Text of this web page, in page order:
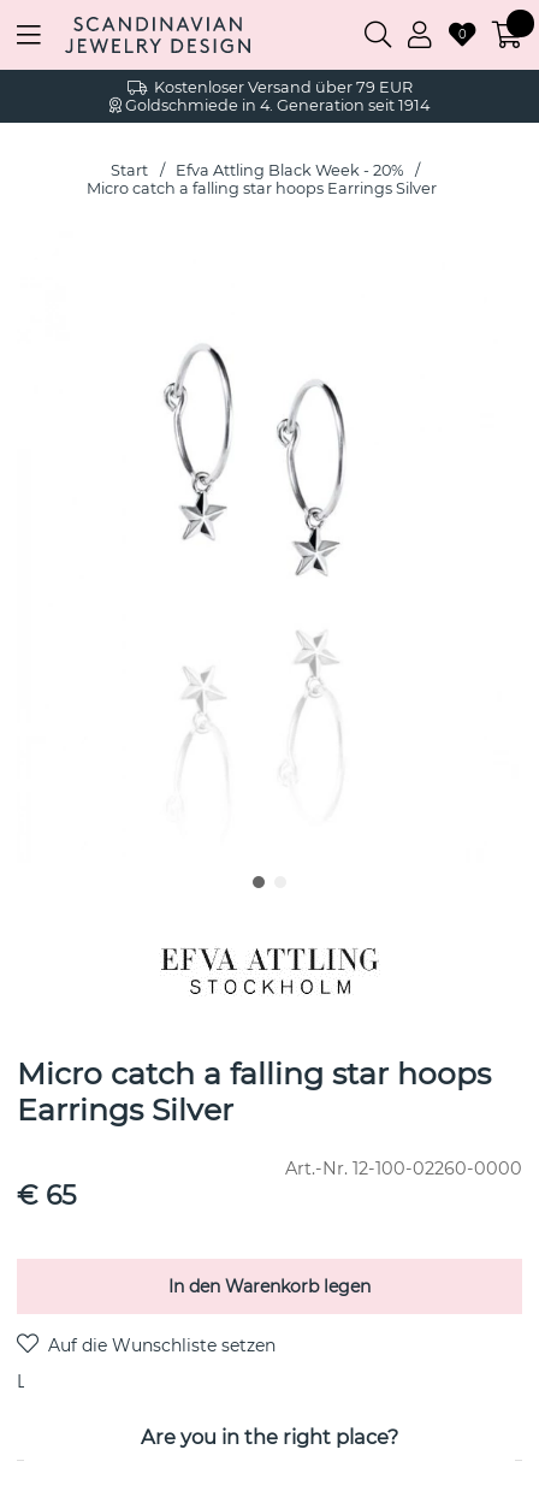
Kostenloser Versand über 79 EUR
Goldschmiede in 4. Generation seit 1914
0
Start
Efva Attling Black Week - 20%
Micro catch a falling star hoops Earrings Silver
Micro catch a falling star hoops
Earrings Silver
Art.-Nr. 12-100-02260-0000
€ 65
In den Warenkorb legen
Lieferung:
Are you in the right place?